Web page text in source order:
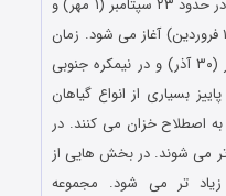
پاییز در اصل در نیمکره شمالی جهان در حدود ۲۳ سپتامبر (۱ مهر) و
در نیمکره جنوبی پیرامون ۲۱ مارس (۱ فروردین) آغاز می‌ شود. زمان
پایان آن در نیمکره شمالی ۲۱ دسامبر (۳۰ آذر) و در نیمکره جنوبی
پاییز بسیاری از انواع گیاهان
اصطلاح خزان می‌ کنند. در
تر می‌ شوند. در بخش‌ هایی از
تر می‌ شود. مجموعه